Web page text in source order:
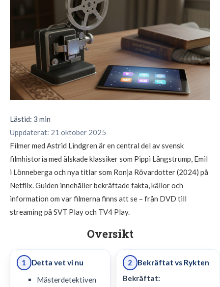
Lästid: 3 min
Uppdaterat: 21 oktober 2025
Filmer med Astrid Lindgren är en central del av svensk
filmhistoria med älskade klassiker som Pippi Långstrump, Emil
i Lönneberga och nya titlar som Ronja Rövardotter (2024) på
Netflix. Guiden innehåller bekräftade fakta, källor och
information om var filmerna finns att se – från DVD till
streaming på SVT Play och TV4 Play.
Oversikt
1
Detta vet vi nu
Mästerdetektiven
2
Bekräftat vs Rykten
Bekräftat: